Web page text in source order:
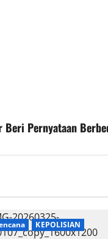
Beri Pernyataan
KEPOLISIAN